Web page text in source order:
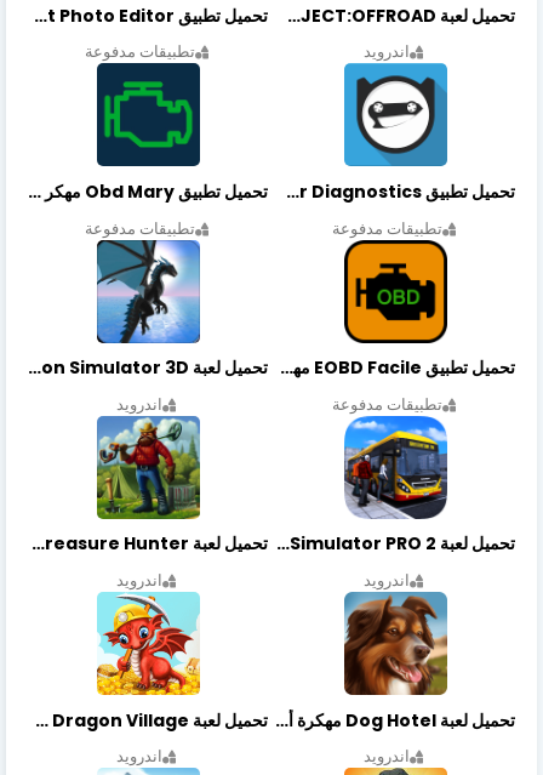
تحميل لعبة PROJECT:OFFROAD مهكرة أخر إصدار
اندرويد
تحميل تطبيق NeonArt Photo Editor مهكر أخر إصدار
تطبيقات مدفوعة
تحميل تطبيق OBDeleven Car Diagnostics مهكر أخر إصدار
تطبيقات مدفوعة
تحميل تطبيق Obd Mary مهكر أخر إصدار
تطبيقات مدفوعة
تحميل تطبيق EOBD Facile مهكر أخر إصدار
تطبيقات مدفوعة
تحميل لعبة Dragon Simulator 3D مهكرة أخر إصدار
اندرويد
تحميل لعبة Bus Simulator PRO 2 مهكرة أخر إصدار
اندرويد
تحميل لعبة Treasure Hunter مهكرة أخر إصدار
اندرويد
تحميل لعبة Dog Hotel مهكرة أخر إصدار
اندرويد
تحميل لعبة Dragon Village مهكرة أخر إصدار
اندرويد